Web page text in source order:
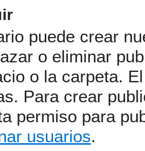
puede crear
o eliminar
o la carpeta.
Para crear
permiso para
usuarios.